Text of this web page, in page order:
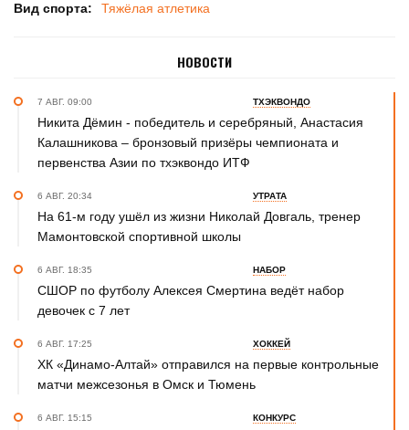
Вид спорта: Тяжёлая атлетика
НОВОСТИ
7 АВГ. 09:00 ТХЭКВОНДО
Никита Дёмин - победитель и серебряный, Анастасия
Калашникова – бронзовый призёры чемпионата и
первенства Азии по тхэквондо ИТФ
6 АВГ. 20:34 УТРАТА
На 61-м году ушёл из жизни Николай Довгаль, тренер
Мамонтовской спортивной школы
6 АВГ. 18:35 НАБОР
СШОР по футболу Алексея Смертина ведёт набор
девочек с 7 лет
6 АВГ. 17:25 ХОККЕЙ
ХК «Динамо-Алтай» отправился на первые контрольные
матчи межсезонья в Омск и Тюмень
6 АВГ. 15:15 КОНКУРС